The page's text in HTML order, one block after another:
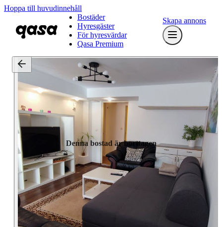
Hoppa till huvudinnehåll
Bostäder
Hyresgäster
För hyresvärdar
Qasa Premium
Skapa annons
Denna bostad är borttagen